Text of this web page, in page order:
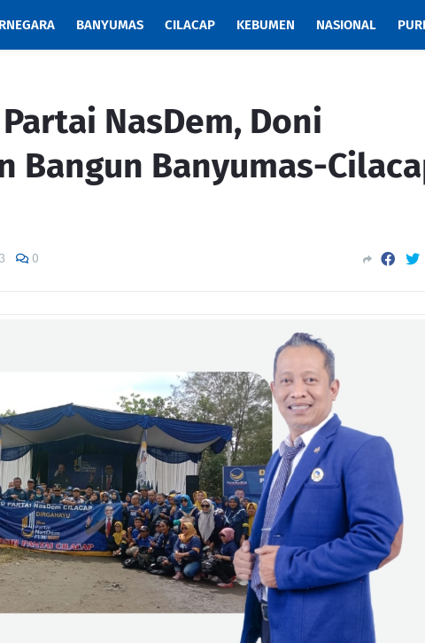
BANYUMAS CILACAP KEBUMEN NASIONAL
Partai NasDem, Doni
Bangun Banyumas-
0